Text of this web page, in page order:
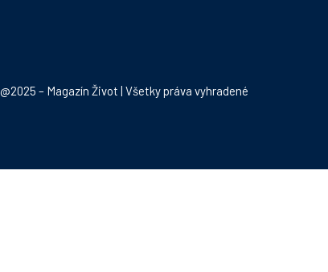
@2025 – Magazín Život | Všetky práva vyhradené